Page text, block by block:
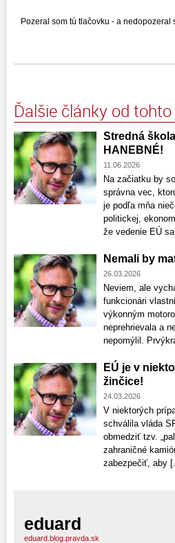
Pozeral som tú tlačovku - a nedopozeral
Ďalšie články od
Stredná
HANEBNÉ!
11.06.2026
Na začiatku by
správna vec,
je podľa mňa
politickej,
že vedenie EÚ
Nemali by
26.03.2026
Neviem, ale
funkcionári
výkonným
neprehrievala a
nepomýlil.
EÚ je v
žinčice!
24.03.2026
V niektorých
schválila vláda
obmedziť tzv.
zahraničné
zabezpečiť, aby
eduard
eduard.blog.pravda.sk